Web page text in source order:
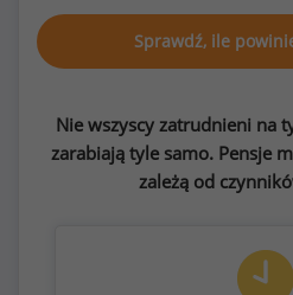
Sprawdź, ile
Nie wszyscy zatrudnieni na
zarabiają tyle samo. Pensje
zależą od